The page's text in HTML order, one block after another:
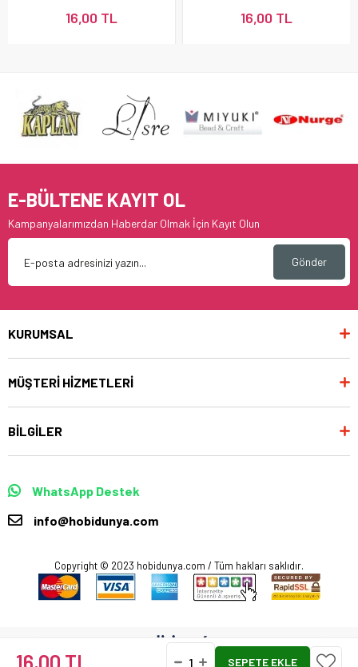
16,00 TL
16,00 TL 16,00 TL
E-BÜLTENE KAYIT OL
Kampanyalarımızdan Haberdar Olmak İçin Kayıt Olun
Gönder
KURUMSAL
MÜŞTERİ HİZMETLERİ
BİLGİLER
WhatsApp Destek
info@hobidunya.com
Copyright © 2023 hobidunya.com / Tüm hakları saklıdır.